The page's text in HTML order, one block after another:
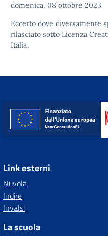
domenica, 08 ottobre 2023
Eccetto dove diversamente
rilasciato sotto Licenza
Italia.
Link esterni
Nuvola
Indire
Invalsi
La scuola